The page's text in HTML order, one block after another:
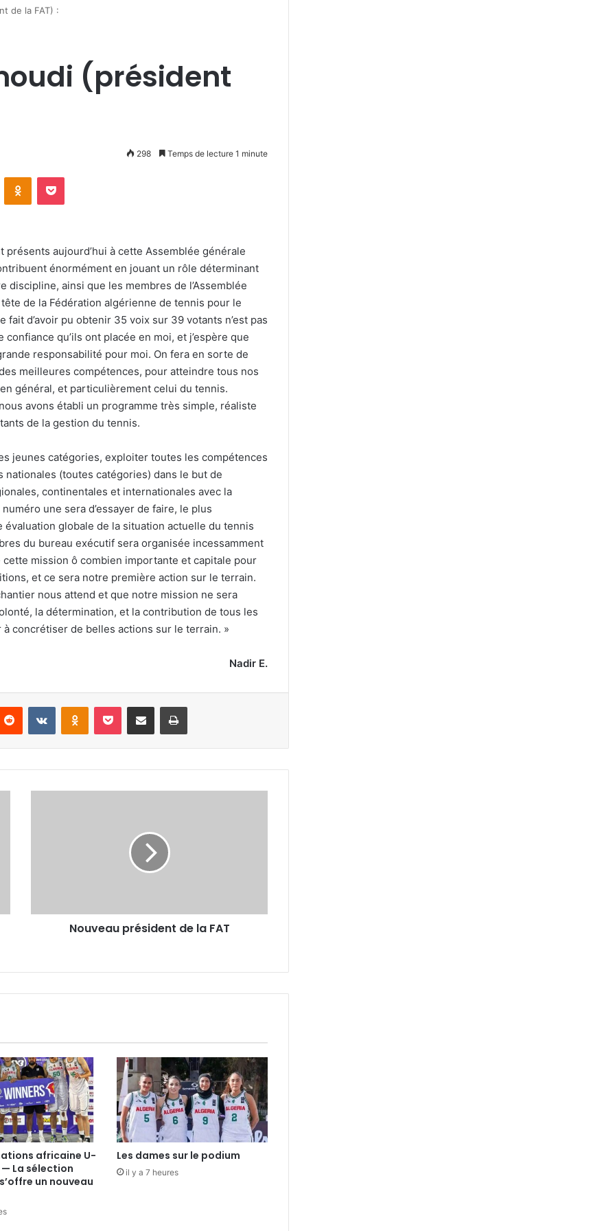
de la FAT) :
(président
298 Temps de lecture 1 minute
Odnoklassniki
Pocket
présents aujourd’hui à cette Assemblée générale
énormément en jouant un rôle déterminant
ainsi que les membres de l’Assemblée
de la Fédération algérienne de tennis pour le
d’avoir pu obtenir 35 voix sur 39 votants n’est pas
qu’ils ont placée en moi, et j’espère que
responsabilité pour moi. On fera en sorte de
meilleures compétences, pour atteindre tous nos
général, et particulièrement celui du tennis.
avons établi un programme très simple, réaliste
de la gestion du tennis.
jeunes catégories, exploiter toutes les compétences
(toutes catégories) dans le but de
continentales et internationales avec la
une sera d’essayer de faire, le plus
globale de la situation actuelle du tennis
du bureau exécutif sera organisée incessamment
mission ô combien importante et capitale pour
et ce sera notre première action sur le terrain.
nous attend et que notre mission ne sera
la détermination, et la contribution de tous les
concrétiser de belles actions sur le terrain. »
Nadir E.
Reddit VKontakteOdnoklassniki
Pocket Partager par email Imprimer
Nouveau président de la FAT
africaine U-
La sélection
un nouveau
Les dames sur le podium
il y a 7 heures